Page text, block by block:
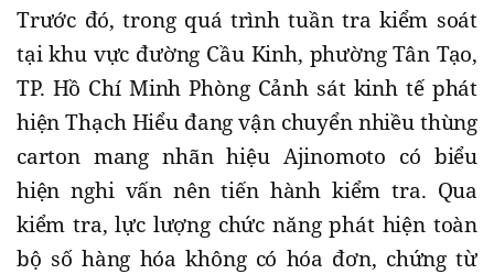
Trước đó, trong quá trình tuần tra kiểm soát
tại khu vực đường Cầu Kinh, phường Tân Tạo,
TP. Hồ Chí Minh Phòng Cảnh sát kinh tế phát
hiện Thạch Hiểu đang vận chuyển nhiều thùng
carton mang nhãn hiệu Ajinomoto có biểu
hiện nghi vấn nên tiến hành kiểm tra. Qua
kiểm tra, lực lượng chức năng phát hiện toàn
bộ số hàng hóa không có hóa đơn, chứng từ